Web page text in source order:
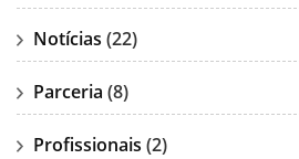
Notícias (22)
Parceria (8)
Profissionais (2)